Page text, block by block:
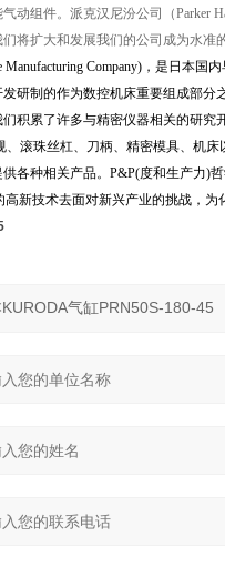
动组件。派克汉尼汾公司（Parker
将扩大和发展我们的公司成为水准
Manufacturing Company)，是日本
研制的作为数控机床重要组成部
积累了许多与精密仪器相关的研
滚珠丝杠、刀柄、精密模具、机
各种相关产品。P&P(度和生产力)
新技术去面对新兴产业的挑战，为